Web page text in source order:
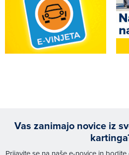
Vas zanimajo novice iz